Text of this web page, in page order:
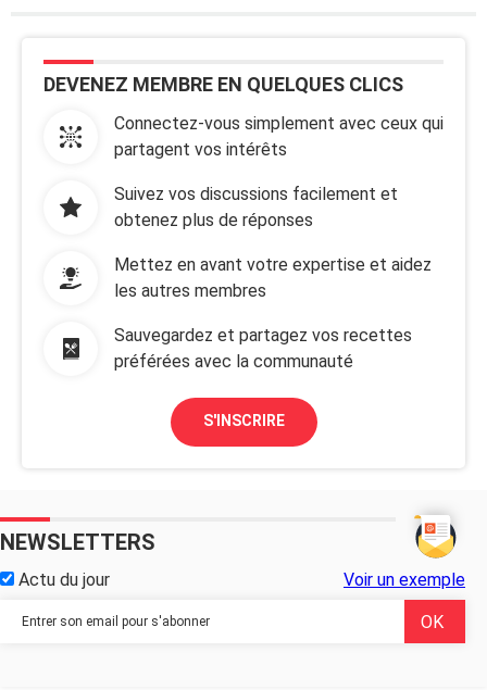
DEVENEZ MEMBRE EN QUELQUES CLICS
Connectez-vous simplement avec ceux qui
partagent vos intérêts
Suivez vos discussions facilement et
obtenez plus de réponses
Mettez en avant votre expertise et aidez
les autres membres
Sauvegardez et partagez vos recettes
préférées avec la communauté
S'INSCRIRE
NEWSLETTERS
Actu du jour Voir un exemple